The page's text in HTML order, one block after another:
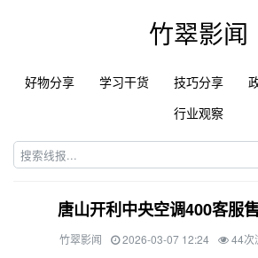
竹翠影闻
好物分享 学习干货 技巧分享
行业观察
唐山开利中央空调400客服
竹翠影闻 2026-03-07 12:24 44次